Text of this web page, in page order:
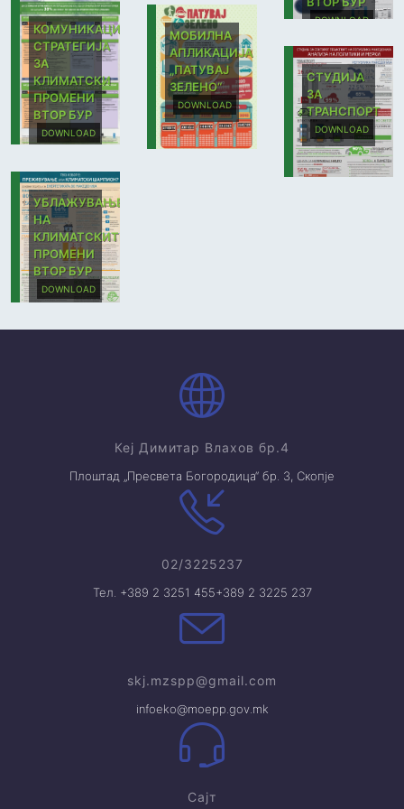
КОМУНИКАЦИСКА
СТРАТЕГИЈА
ЗА
КЛИМАТСКИ
ПРОМЕНИ
ВТОР БУР
DOWNLOAD
УБЛАЖУВАЊЕ
НА
КЛИМАТСКИТЕ
ПРОМЕНИ
ВТОР БУР
DOWNLOAD
МОБИЛНА
АПЛИКАЦИЈА
„ПАТУВАЈ
ЗЕЛЕНО“
DOWNLOAD
DOWNLOAD
СТУДИЈА
ЗА
ТРАНСПОРТ
DOWNLOAD
Кеј Димитар Влахов бр.4
Плоштад „Пресвета Богородица“ бр. 3, Скопје
02/3225237
Тел. +389 2 3251 455+389 2 3225 237
skj.mzspp@gmail.com
infoeko@moepp.gov.mk
Сајт